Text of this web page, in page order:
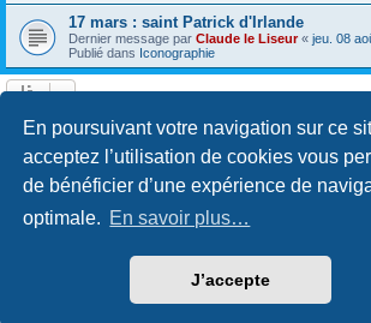
En poursuivant votre navigation sur ce
acceptez l’utilisation de cookies vous
de bénéficier d’une expérience de
optimale. En savoir plus…
J’accepte
17 mars : saint Patrick d'Irlande
Dernier message par Claude le Liseur« jeu. 08
Publié dans Iconographie
Page1sur20
3
phpBB® Forum Software ©
©